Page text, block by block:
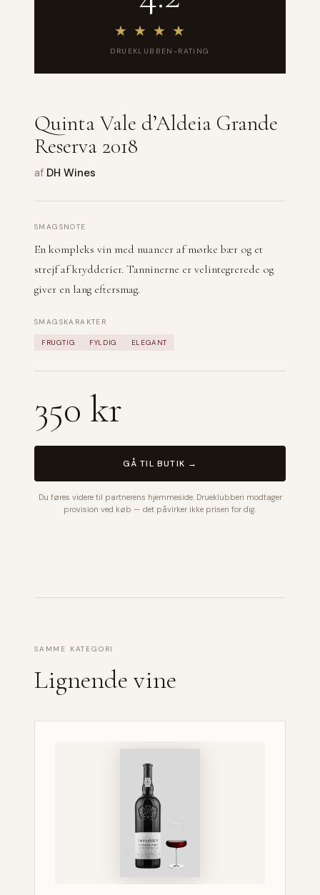
★ ★ ★ ★
DRUEKLUBBEN-RATING
Quinta Vale d’Aldeia Grande
Reserva 2018
af DH Wines
SMAGSNOTE
En kompleks vin med nuancer af mørke bær og et
strejf af krydderier. Tanninerne er velintegrerede og
giver en lang eftersmag.
SMAGSKARAKTER
FRUGTIG FYLDIG ELEGANT
350 kr
GÅ TIL BUTIK →
Du føres videre til partnerens hjemmeside. Drueklubben modtager
provision ved køb — det påvirker ikke prisen for dig.
SAMME KATEGORI
Lignende vine